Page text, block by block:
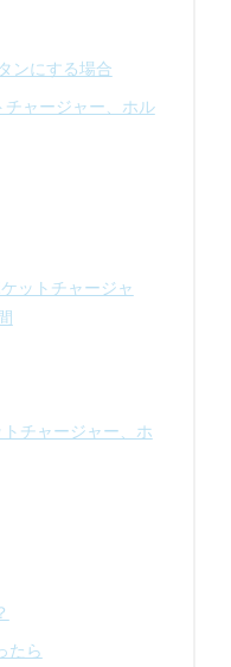
ンにする場合
チャージャー、ホル
ットチャージャ
トチャージャー、ホ
たら